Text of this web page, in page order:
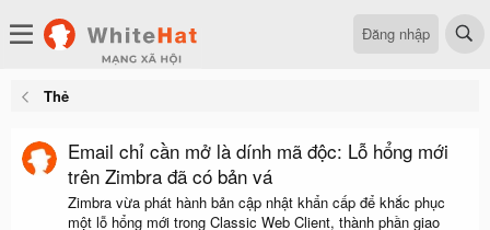
Đăng nhập
Thẻ
Email chỉ cần mở là dính mã độc: Lỗ hổng mới
trên Zimbra đã có bản vá
Zimbra vừa phát hành bản cập nhật khẩn cấp để khắc phục
một lỗ hổng mới trong Classic Web Client, thành phần giao